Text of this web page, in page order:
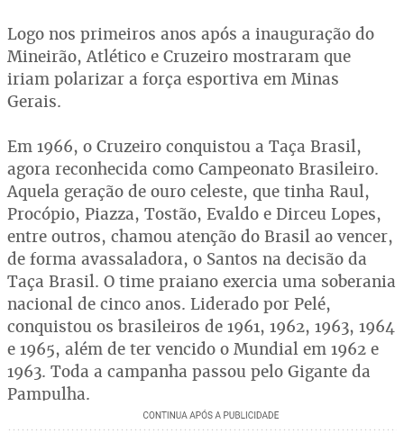
Logo nos primeiros anos após a inauguração do
Mineirão, Atlético e Cruzeiro mostraram que
iriam polarizar a força esportiva em Minas
Gerais.
Em 1966, o Cruzeiro conquistou a Taça Brasil,
agora reconhecida como Campeonato Brasileiro.
Aquela geração de ouro celeste, que tinha Raul,
Procópio, Piazza, Tostão, Evaldo e Dirceu Lopes,
entre outros, chamou atenção do Brasil ao vencer,
de forma avassaladora, o Santos na decisão da
Taça Brasil. O time praiano exercia uma soberania
nacional de cinco anos. Liderado por Pelé,
conquistou os brasileiros de 1961, 1962, 1963, 1964
e 1965, além de ter vencido o Mundial em 1962 e
1963. Toda a campanha passou pelo Gigante da
Pampulha.